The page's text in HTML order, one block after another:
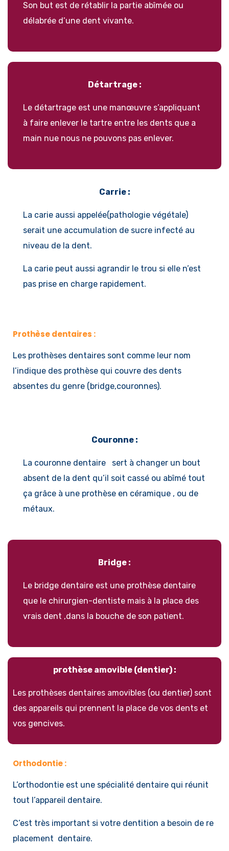
Son but est de rétablir la partie abîmée ou
délabrée d’une dent vivante.
Détartrage :
Le détartrage est une manœuvre s’appliquant
à faire enlever le tartre entre les dents que a
main nue nous ne pouvons pas enlever.
Carrie :
La carie aussi appelée(pathologie végétale)
serait une accumulation de sucre infecté au
niveau de la dent.
La carie peut aussi agrandir le trou si elle n’est
pas prise en charge rapidement.
Prothèse dentaires :
Les prothèses dentaires sont comme leur nom
l’indique des prothèse qui couvre des dents
absentes du genre (bridge,couronnes).
Couronne :
La couronne dentaire sert à changer un bout
absent de la dent qu’il soit cassé ou abîmé tout
ça grâce à une prothèse en céramique , ou de
métaux.
Bridge :
Le bridge dentaire est une prothèse dentaire
que le chirurgien-dentiste mais à la place des
vrais dent ,dans la bouche de son patient.
prothèse amovible (dentier) :
Les prothèses dentaires amovibles (ou dentier) sont
des appareils qui prennent la place de vos dents et
vos gencives.
Orthodontie :
L’orthodontie est une spécialité dentaire qui réunit
tout l’appareil dentaire.
C’est très important si votre dentition a besoin de re
placement dentaire.